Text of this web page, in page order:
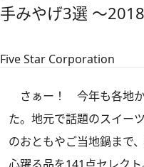
手みやげ3選 ～
Five Star Corporation
さぁー！ 今年も各地か
た。地元で話題のスイー
のおともやご当地鍋まで